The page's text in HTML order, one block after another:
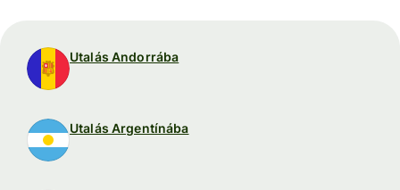
Utalás Andorrába
Utalás Argentínába